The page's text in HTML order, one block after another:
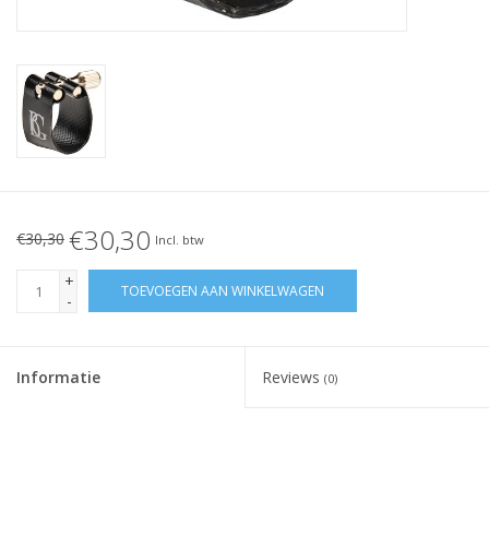
€30,30 €30,30 Incl. btw
+
-
TOEVOEGEN AAN WINKELWAGEN
Informatie Reviews (0)